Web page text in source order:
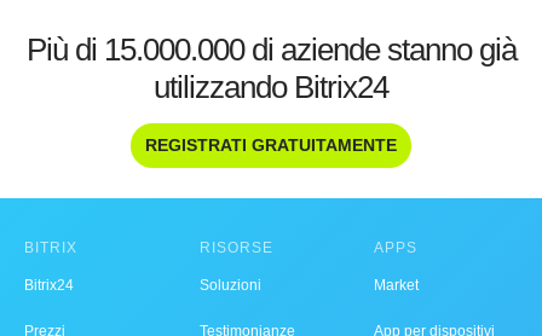
Più di 15.000.000 di aziende stanno già
utilizzando Bitrix24
REGISTRATI GRATUITAMENTE
BITRIX
Bitrix24
Prezzi
RISORSE
Soluzioni
Testimonianze
APPS
Market
App per dispositivi